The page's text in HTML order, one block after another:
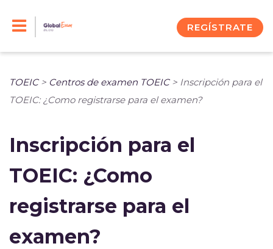
REGÍSTRATE
TOEIC> Centros de examen TOEIC> Inscripción para el
TOEIC: ¿Como registrarse para el examen?
Inscripción para el
TOEIC: ¿Como
registrarse para el
examen?